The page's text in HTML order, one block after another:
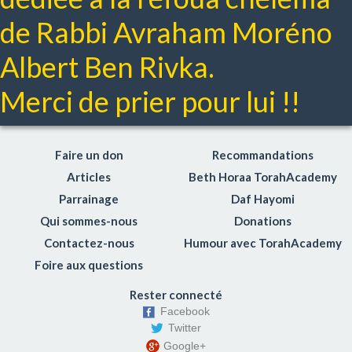
Respect des parents
Hochen michpat: Le droit civil
Netilat yadaim
Gueniza
Coaching Toraïque
Choul'han Aroukh Hayomi
Le sens des Mitsvot
Torahdiction
Dico-Torah
Enjeux de société
Chidoukhim (rencontres)
de Rabbi Avraham Moréno
Albert Ben Rivka.
Merci de prier pour lui !!
Faire un don
Articles
Parrainage
Qui sommes-nous
Contactez-nous
Foire aux questions
Recommandations
Beth Horaa TorahAcademy
Daf Hayomi
Donations
Humour avec TorahAcademy
Rester connecté
Facebook
Twitter
Google+